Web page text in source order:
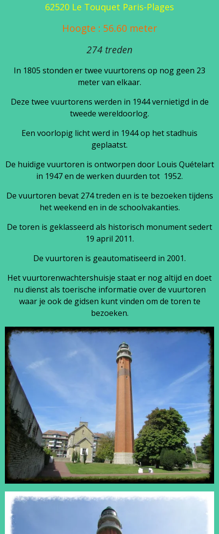
62520 Le Touquet Paris-Plages
Hoogte : 56.60 meter
274 treden
In 1805 stonden er twee vuurtorens op nog geen 23
meter van elkaar.
Deze twee vuurtorens werden in 1944 vernietigd in de
tweede wereldoorlog.
Een voorlopig licht werd in 1944 op het stadhuis
geplaatst.
De huidige vuurtoren is ontworpen door Louis Quételart
in 1947 en de werken duurden tot 1952.
De vuurtoren bevat 274 treden en is te bezoeken tijdens
het weekend en in de schoolvakanties.
De toren is geklasseerd als historisch monument sedert
19 april 2011.
De vuurtoren is geautomatiseerd in 2001.
Het vuurtorenwachtershuisje staat er nog altijd en doet
nu dienst als toerische informatie over de vuurtoren
waar je ook de gidsen kunt vinden om de toren te
bezoeken.